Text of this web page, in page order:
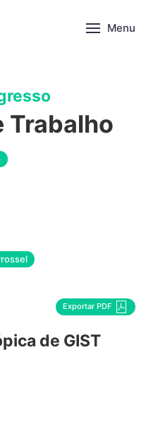
Menu
Trabalho
Exportar PDF
de GIST